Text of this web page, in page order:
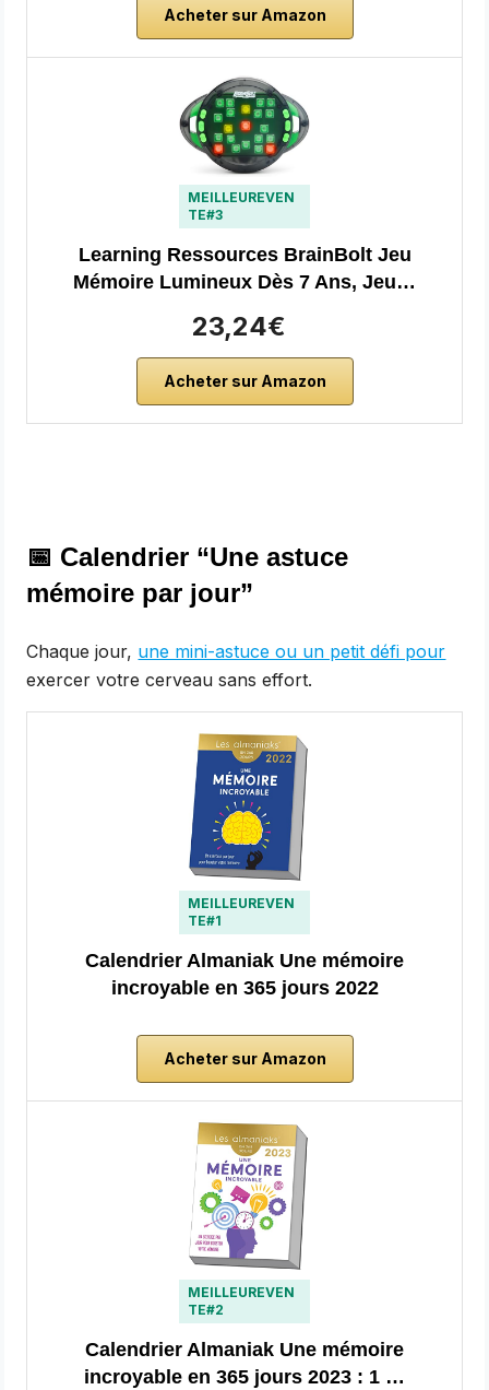
Acheter sur Amazon
MEILLEUREVEN
TE#3
Learning Ressources BrainBolt Jeu
Mémoire Lumineux Dès 7 Ans, Jeu…
23,24€
Acheter sur Amazon
📅 Calendrier “Une astuce
mémoire par jour”
Chaque jour, une mini-astuce ou un petit défi pour
exercer votre cerveau sans effort.
MEILLEUREVEN
TE#1
Calendrier Almaniak Une mémoire
incroyable en 365 jours 2022
Acheter sur Amazon
MEILLEUREVEN
TE#2
Calendrier Almaniak Une mémoire
incroyable en 365 jours 2023 : 1 …